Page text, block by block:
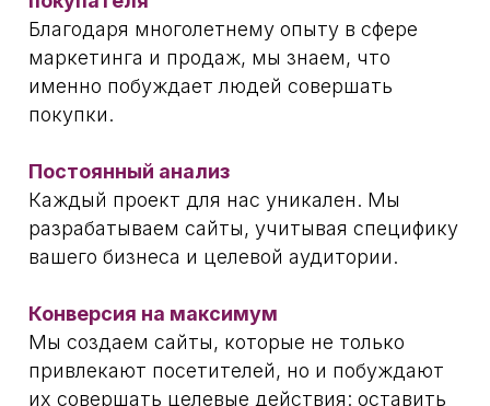
Интернет-магазин
от 40 000 ₽ до 80 000 ₽
Создание сайта для продажи товаров с
платежной системой, корзиной и
уведомлением продавца и покупателя о
заказе.